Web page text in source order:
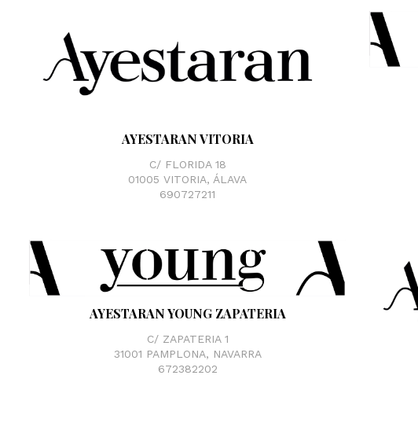
AYESTARAN VITORIA
C/ FLORIDA 18
01005 VITORIA, ÁLAVA
690727211
AYESTARAN YOUNG ZAPATERIA
C/ ZAPATERIA 1
31001 PAMPLONA, NAVARRA
672382202